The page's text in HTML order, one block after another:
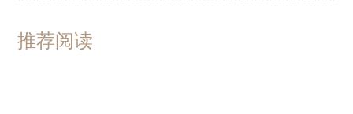
推荐阅读